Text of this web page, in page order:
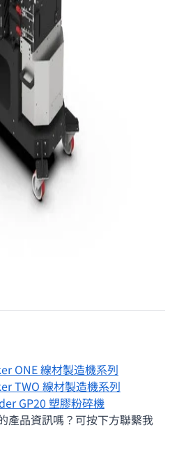
ONE 線材製造機系列
TWO 線材製造機系列
GP20 塑膠粉碎機
產品資訊嗎？可按下方聯繫我